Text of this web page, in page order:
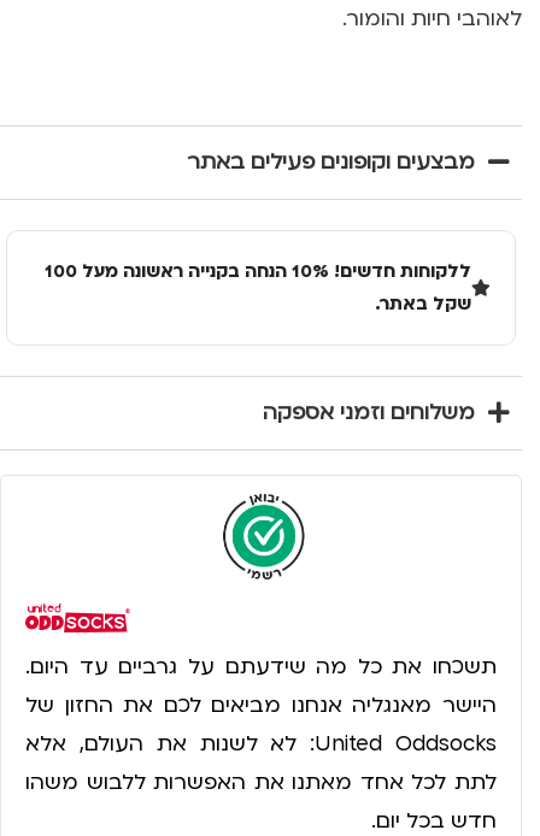
לאוהבי חיות והומור.
מבצעים וקופונים פעילים באתר
ללקוחות חדשים! 10% הנחה בקנייה ראשונה מעל 100
שקל באתר.
משלוחים וזמני אספקה
תשכחו את כל מה שידעתם על גרביים עד היום.
היישר מאנגליה אנחנו מביאים לכם את החזון של
United Oddsocks: לא לשנות את העולם, אלא
לתת לכל אחד מאתנו את האפשרות ללבוש משהו
חדש בכל יום.